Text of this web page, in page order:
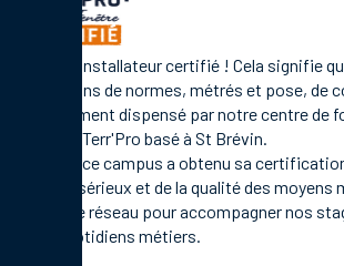
C'est un installateur certifié ! Cela signifie
formations de normes, métrés et pose, de
management dispensé par notre centre de
Campus Terr'Pro basé à St Brévin.
En 2021, ce campus a obtenu sa
gage de sérieux et de la qualité des moyens
par notre réseau pour accompagner nos
leurs quotidiens métiers.